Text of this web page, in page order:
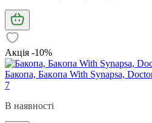
Акція -10%
Бакопа, Бaкoпa With Synapsa,
7
В наявності